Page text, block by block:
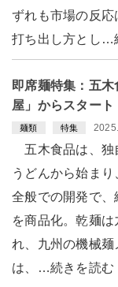
ずれも市場の反応
打ち出し方とし…
即席麺特集：五
屋」からスタート
麺類 特集
五木食品は、独
うどんから始ま
全般での開発で
を商品化。乾麺
れ、九州の機械
は、…続きを読む